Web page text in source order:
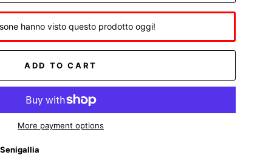
hanno visto questo prodotto oggi!
ADD TO CART
More payment options
Senigallia